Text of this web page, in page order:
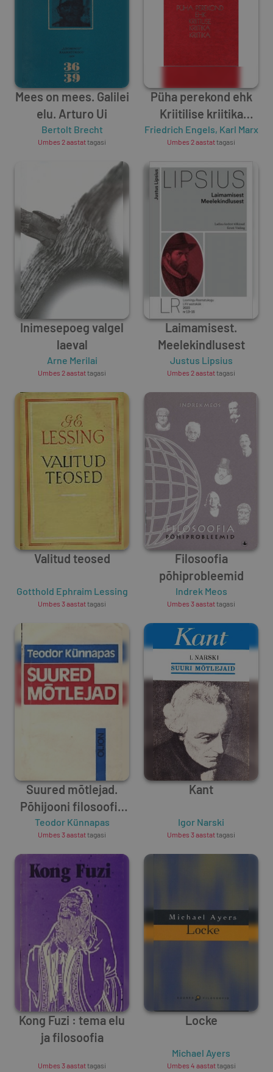
Mees on mees. Galilei
elu. Arturo Ui
Bertolt Brecht
Umbes 2 aastattagasi
Püha perekond ehk
Kriitilise kriitika
kriitika
Friedrich Engels, Karl Marx
Umbes 2 aastattagasi
Inimesepoeg valgel
laeval
Arne Merilai
Umbes 2 aastattagasi
Laimamisest.
Meelekindlusest
Justus Lipsius
Umbes 2 aastattagasi
Valitud teosed
Gotthold Ephraim Lessing
Umbes 3 aastattagasi
Filosoofia
põhiprobleemid
Indrek Meos
Umbes 3 aastattagasi
Suured mõtlejad.
Põhijooni filosoofia
ajaloost
Teodor Künnapas
Umbes 3 aastattagasi
Kant
Igor Narski
Umbes 3 aastattagasi
Kong Fuzi : tema elu
ja filosoofia
Umbes 3 aastattagasi
Locke
Michael Ayers
Umbes 4 aastattagasi